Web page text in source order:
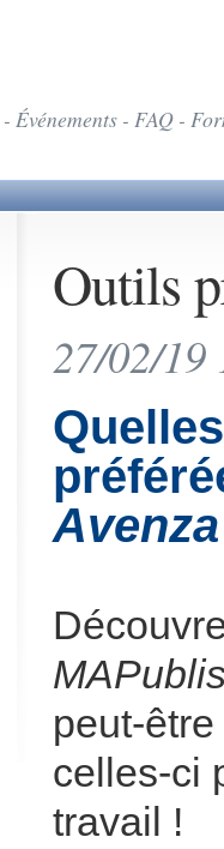
Événements - FAQ -
Outils
27/02/19
peut-
celles-ci
travail !